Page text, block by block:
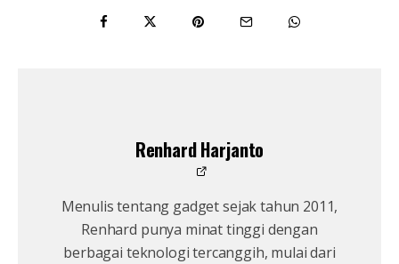
Renhard Harjanto
Menulis tentang gadget sejak tahun 2011,
Renhard punya minat tinggi dengan
berbagai teknologi tercanggih, mulai dari